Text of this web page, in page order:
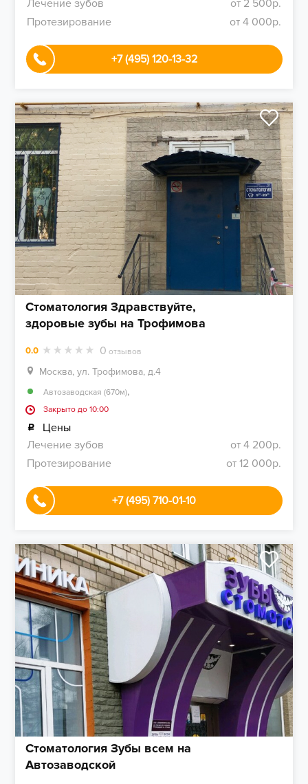
Лечение зубов
от 2 500р.
Протезирование
от 4 000р.
+7 (495) 120-13-32
Стоматология Здравствуйте,
здоровые зубы на Трофимова
0.0 0 отзывов
Москва, ул. Трофимова, д.4
Автозаводская (670м),
Закрыто до 10:00
Цены
Лечение зубов
от 4 200р.
Протезирование
от 12 000р.
+7 (495) 710-01-10
Стоматология Зубы всем на
Автозаводской